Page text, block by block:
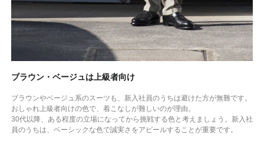
ブラウン・ベージュは上級者向け
ブラウンやベージュ系のスーツも、新入社員のうちは避けた方が無難です。
おしゃれ上級者向けの色で、着こなしが難しいのが理由。
30代以降、ある程度の立場になってから挑戦する色と考えましょう。新入社
員のうちは、ベーシックな色で誠実さをアピールすることが重要です。